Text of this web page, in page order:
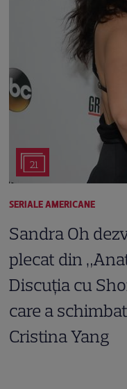
21
SERIALE AMERICANE
Sandra Oh
plecat din
Discuția cu
care a
Cristina Yang